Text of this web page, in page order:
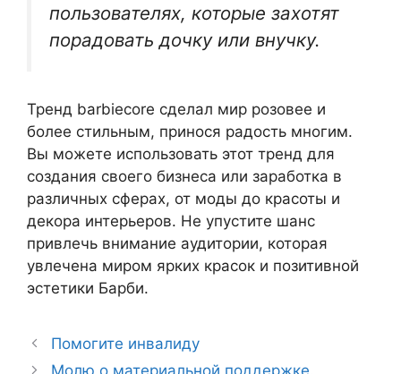
пользователях, которые захотят
порадовать дочку или внучку.
Тренд barbiecore сделал мир розовее и
более стильным, принося радость многим.
Вы можете использовать этот тренд для
создания своего бизнеса или заработка в
различных сферах, от моды до красоты и
декора интерьеров. Не упустите шанс
привлечь внимание аудитории, которая
увлечена миром ярких красок и позитивной
эстетики Барби.
Помогите инвалиду